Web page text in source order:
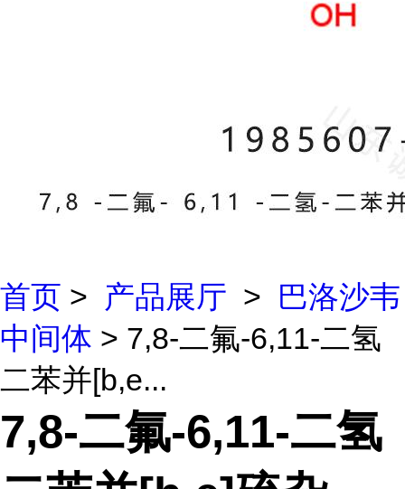
首页 > 产品展厅 > 巴洛沙韦
中间体 > 7,8-二氟-6,11-二氢
二苯并[b,e...
7,8-二氟-6,11-二氢